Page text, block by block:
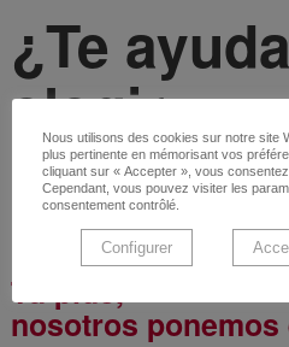
¿Te
elegir
un grupo
Tú pide,
nosotros ponemos
Nous utilisons des cookies sur notre site
plus pertinente en mémorisant vos
cliquant sur « Accepter », vous
Cependant, vous pouvez visiter les
consentement contrôlé.
Configurer